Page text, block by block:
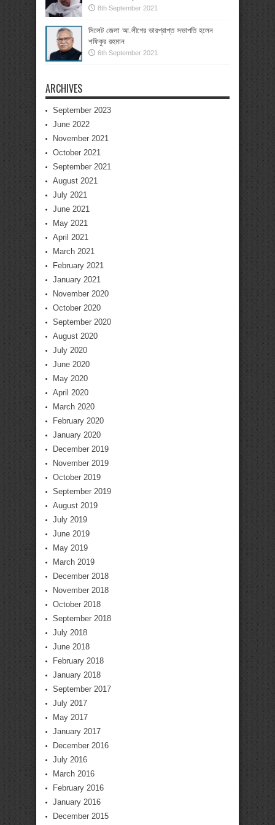
8th September 2021
সিলেট জেলা আ.লীগের ভারপ্রাপ্ত সভাপতি হলেন
শফিকুর রহমান
6th September 2021
ARCHIVES
September 2023
June 2022
November 2021
October 2021
September 2021
August 2021
July 2021
June 2021
May 2021
April 2021
March 2021
February 2021
January 2021
November 2020
October 2020
September 2020
August 2020
July 2020
June 2020
May 2020
April 2020
March 2020
February 2020
January 2020
December 2019
November 2019
October 2019
September 2019
August 2019
July 2019
June 2019
May 2019
March 2019
December 2018
November 2018
October 2018
September 2018
July 2018
June 2018
February 2018
January 2018
September 2017
July 2017
May 2017
January 2017
December 2016
July 2016
March 2016
February 2016
January 2016
December 2015